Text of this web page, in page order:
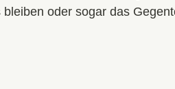
oder sogar das